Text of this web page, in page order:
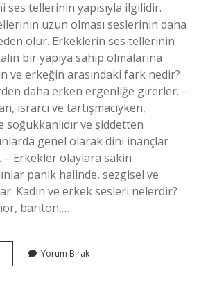
ses tellerinin yapısıyla ilgilidir.
uzun olması seslerinin daha
olur. Erkeklerin ses tellerinin
bir yapıya sahip olmalarına
ve erkeğin arasındaki fark nedir?
daha erken ergenliğe girerler. –
ısrarcı ve tartışmacıyken,
soğukkanlıdır ve şiddetten
genel olarak dini inançlar
Erkekler olaylara sakin
panik halinde, sezgisel ve
Kadın ve erkek sesleri nelerdir?
bariton,…
Yorum Bırak